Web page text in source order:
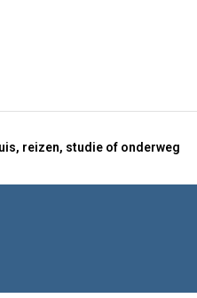
reizen, studie of onderweg